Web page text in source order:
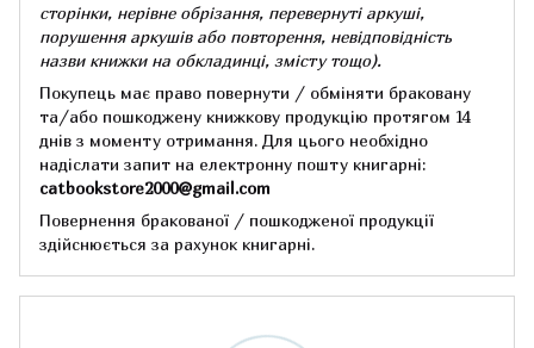
сторінки, нерівне обрізання, перевернуті аркуші,
порушення аркушів або повторення, невідповідність
назви книжки на обкладинці, змісту тощо).
Покупець має право повернути / обміняти браковану
та/або пошкоджену книжкову продукцію протягом 14
днів з моменту отримання. Для цього необхідно
надіслати запит на електронну пошту книгарні:
catbookstore2000@gmail.com
Повернення бракованої / пошкодженої продукції
здійснюється за рахунок книгарні.